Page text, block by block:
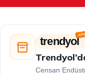
trendyol
Censan